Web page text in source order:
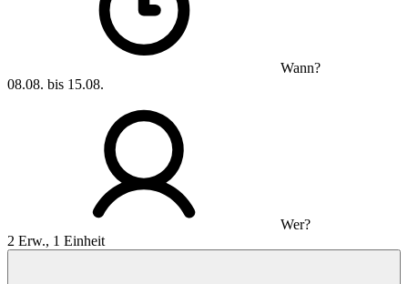
Wann?
08.08. bis 15.08.
Wer?
2 Erw., 1 Einheit